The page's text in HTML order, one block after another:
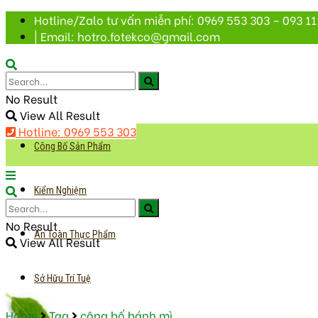
Hotline/Zalo tư vấn miễn phí: 0969 553 303 – 093
| Email: hotro.fotekco@gmail.com
No Result
View All Result
Hotline: 0969 553 303
Công Bố Sản Phẩm
Kiểm Nghiệm
An Toàn Thực Phẩm
Sở Hữu Trí Tuệ
No Result
View All Result